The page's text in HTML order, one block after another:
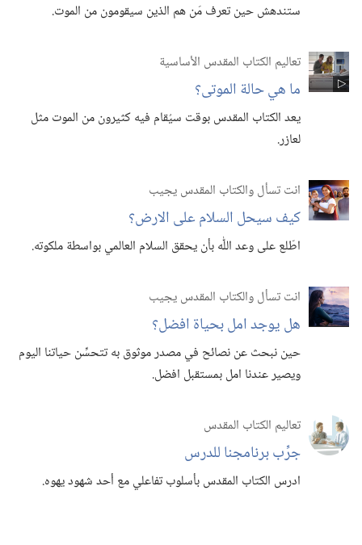
ستندهش حين تعرف مَن هم الذين سيقومون من الموت.‏
تعاليم الكتاب المقدس الأساسية
ما هي حالة الموتى؟‏
يعد الكتاب المقدس بوقت سيُقام فيه كثيرون من الموت مثل
لعازر.‏
انت تسأل والكتاب المقدس يجيب
كيف سيحل السلام على الارض؟‏
اطّلع على وعد اللّٰه بأن يحقق السلام العالمي بواسطة ملكوته.‏
انت تسأل والكتاب المقدس يجيب
هل يوجد امل بحياة افضل؟‏
حين نبحث عن نصائح في مصدر موثوق به تتحسِّن حياتنا اليوم
ويصير عندنا امل بمستقبل افضل.‏
تعاليم الكتاب المقدس
جرِّب برنامجنا للدرس
ادرس الكتاب المقدس بأسلوب تفاعلي مع أحد شهود يهوه.‏